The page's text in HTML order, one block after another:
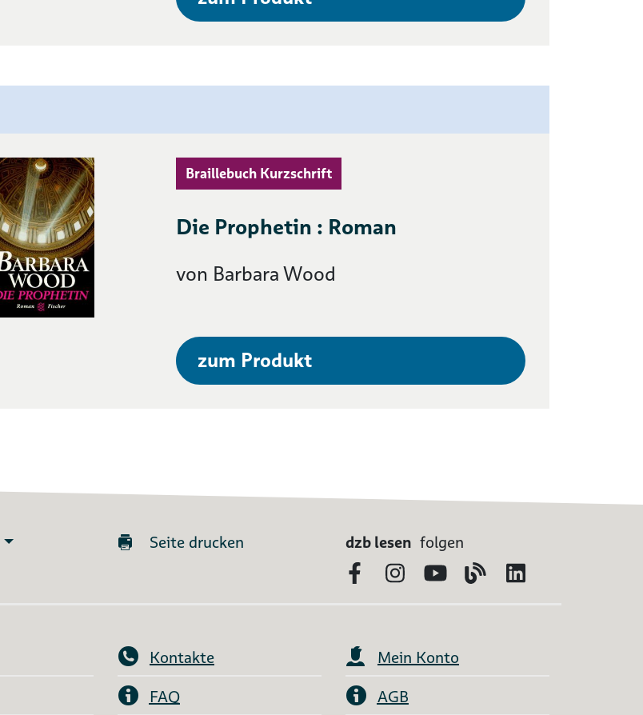
Braillebuch Kurzschrift
Die Prophetin : Roman
von Barbara Wood
zum Produkt
Seite drucken dzb lesen folgen
FacebookInstagram
YouTubeBlog
Kontakte
Mein Konto
FAQ AGB